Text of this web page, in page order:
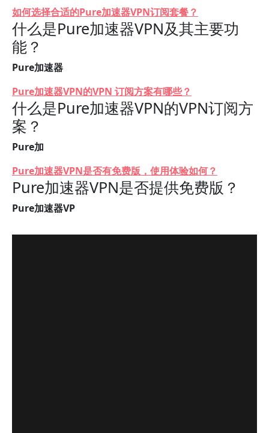
如何选择合适的Pure加速器VPN订阅套餐？
什么是Pure加速器VPN及其主要功
能？
Pure加速器
Pure加速器VPN的VPN 订阅方案有哪些？
什么是Pure加速器VPN的VPN订阅方
案？
Pure加
Pure加速器VPN是否有免费版，使用体验如何？
Pure加速器VPN是否提供免费版？
Pure加速器VP